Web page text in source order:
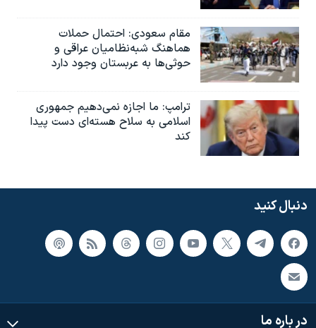
مقام سعودی: احتمال حملات
هماهنگ شبه‌نظامیان عراقی و
حوثی‌ها به عربستان وجود دارد
ترامپ: ما اجازه نمی‌دهیم جمهوری
اسلامی به سلاح هسته‌ای دست پیدا
کند
دنبال کنید
در باره ما